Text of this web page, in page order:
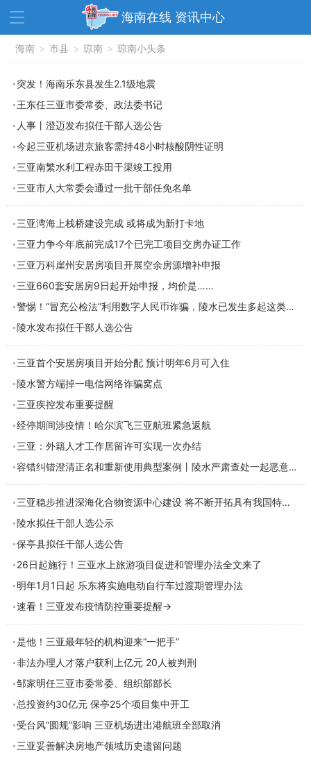
海南在线 资讯中心
资讯中心 热点 旅游
文体 财经
教育 健康 房产
家装 交通 美食
生活 演出 活动
展会 走读海南 周末去哪儿
人才在线 天涯企服
海南 > 市县 > 琼南 > 琼南小头条
突发！海南乐东县发生2.1级地震
王东任三亚市委常委、政法委书记
人事丨澄迈发布拟任干部人选公告
今起三亚机场进京旅客需持48小时核酸阴性证明
三亚南繁水利工程赤田干渠竣工投用
三亚市人大常委会通过一批干部任免名单
三亚湾海上栈桥建设完成 或将成为新打卡地
三亚力争今年底前完成17个已完工项目交房办证工作
三亚万科崖州安居房项目开展空余房源增补申报
三亚660套安居房9日起开始申报，均价是……
警惕！“冒充公检法”利用数字人民币诈骗，陵水已发生多起这类案件
陵水发布拟任干部人选公告
三亚首个安居房项目开始分配 预计明年6月可入住
陵水警方端掉一电信网络诈骗窝点
三亚疾控发布重要提醒
经停期间涉疫情！哈尔滨飞三亚航班紧急返航
三亚：外籍人才工作居留许可实现一次办结
容错纠错澄清正名和重新使用典型案例丨陵水严肃查处一起恶意诬告陷害案件
三亚稳步推进深海化合物资源中心建设 将不断开拓具有我国特色海洋资源的药用前景
陵水拟任干部人选公示
保亭县拟任干部人选公告
26日起施行！三亚水上旅游项目促进和管理办法全文来了
明年1月1日起 乐东将实施电动自行车过渡期管理办法
速看！三亚发布疫情防控重要提醒→
是他！三亚最年轻的机构迎来“一把手”
非法办理人才落户获利上亿元 20人被判刑
邹家明任三亚市委常委、组织部部长
总投资约30亿元 保亭25个项目集中开工
受台风“圆规”影响 三亚机场进出港航班全部取消
三亚妥善解决房地产领域历史遗留问题